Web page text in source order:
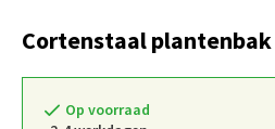
Cortenstaal plantenbak
Op voorraad